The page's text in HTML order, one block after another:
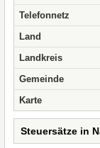
Telefonnetz
Land
Landkreis
Gemeinde
Karte
Steuersätze in